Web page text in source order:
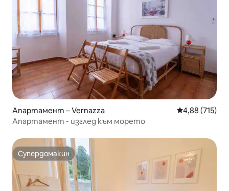
Апартамент – Vernazza Средна
4,88 (715)
Апартамент - изглед към морето
Супердомакин
Супердомакин